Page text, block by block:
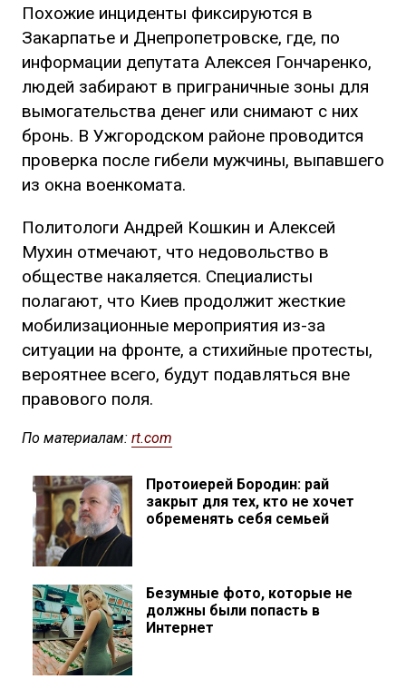
Похожие инциденты фиксируются в
Закарпатье и Днепропетровске, где, по
информации депутата Алексея Гончаренко,
людей забирают в приграничные зоны для
вымогательства денег или снимают с них
бронь. В Ужгородском районе проводится
проверка после гибели мужчины, выпавшего
из окна военкомата.
Политологи Андрей Кошкин и Алексей
Мухин отмечают, что недовольство в
обществе накаляется. Специалисты
полагают, что Киев продолжит жесткие
мобилизационные мероприятия из-за
ситуации на фронте, а стихийные протесты,
вероятнее всего, будут подавляться вне
правового поля.
По материалам: rt.com
Протоиерей Бородин: рай
закрыт для тех, кто не хочет
обременять себя семьей
Безумные фото, которые не
должны были попасть в
Интернет